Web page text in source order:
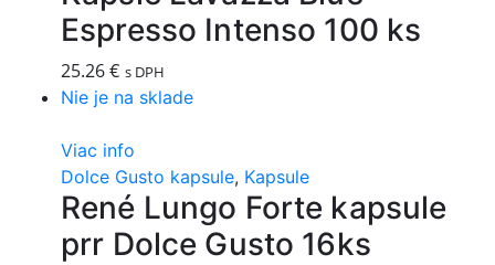
Espresso Intenso 100 ks
25.26€ s DPH
Nie je na sklade
Viac info
Dolce Gusto kapsule, Kapsule
René Lungo Forte kapsule
prr Dolce Gusto 16ks